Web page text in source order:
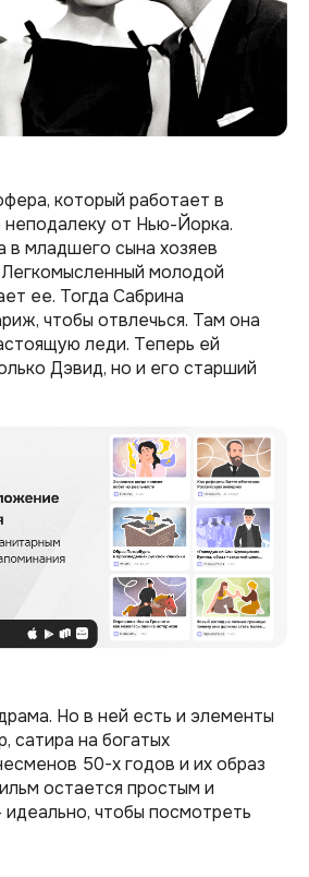
который работает в
от Нью-Йорка.
младшего сына хозяев
молодой
ее. Тогда Сабрина
чтобы отвлечься. Там она
леди. Теперь ей
Дэвид, но и его старший
Но в ней есть и элементы
сатира на богатых
50-х годов и их образ
остается простым и
чтобы посмотреть